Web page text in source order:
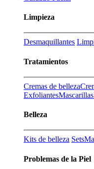
Limpieza
Desmaquillantes
Tratamientos
Cremas de belleza
ExfoliantesMascarillas
Belleza
Kits de belleza Sets
Problemas de la Piel